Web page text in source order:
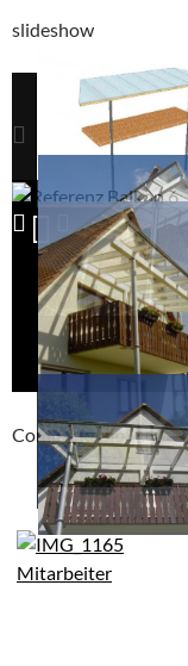
slideshow
Compackt album